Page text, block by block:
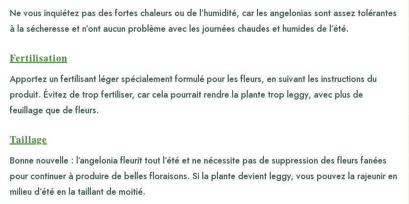
Ne vous inquiétez pas des fortes chaleurs ou de l’humidité, car les angelonias sont assez tolérantes
à la sécheresse et n’ont aucun problème avec les journées chaudes et humides de l’été.
Fertilisation
Apportez un fertilisant léger spécialement formulé pour les fleurs, en suivant les instructions du
produit. Évitez de trop fertiliser, car cela pourrait rendre la plante trop leggy, avec plus de
feuillage que de fleurs.
Taillage
Bonne nouvelle : l’angelonia fleurit tout l’été et ne nécessite pas de suppression des fleurs fanées
pour continuer à produire de belles floraisons. Si la plante devient leggy, vous pouvez la rajeunir en
milieu d’été en la taillant de moitié.